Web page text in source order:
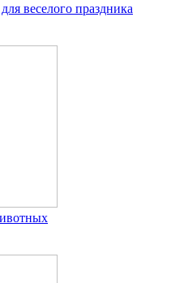
веселого праздника